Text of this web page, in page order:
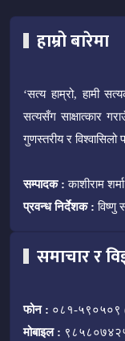
हाम्रो बारेमा
‘सत्य हाम्रो, हामी
सत्यसँग साक्षात्कार
गुणस्तरीय र विश्वासिलो
सम्पादक : काशीराम शर्मा
प्रवन्ध निर्देशक : विष्णु
समाचार र
फोन : ०८१-५९०५०९
मोबाइल :